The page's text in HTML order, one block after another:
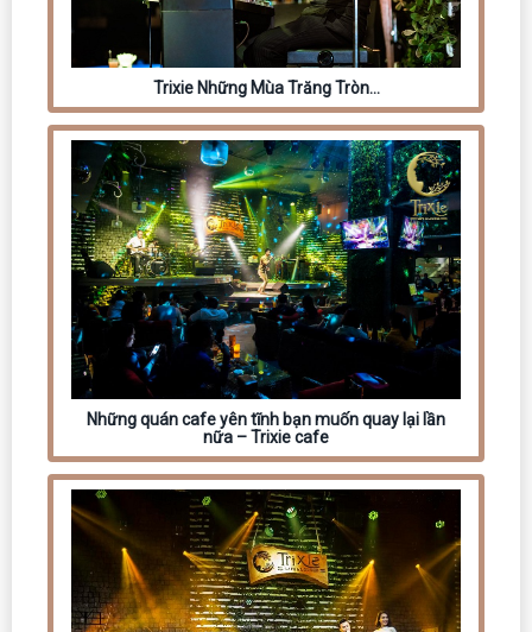
Trixie Những Mùa Trăng Tròn…
Những quán cafe yên tĩnh bạn muốn quay lại lần
nữa – Trixie cafe